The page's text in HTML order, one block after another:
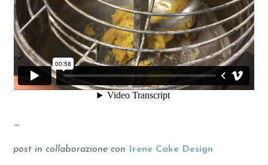
—
post in collaborazione con Irene Cake Design